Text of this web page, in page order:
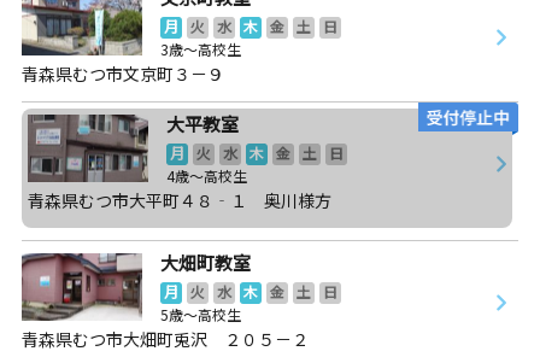
月 火 水 木 金 土
日
3歳～高校生
青森県むつ市文京町３－９
大平教室
月 火 水 木 金 土
日
4歳～高校生
青森県むつ市大平町４８‐１ 奥川様方
大畑町教室
月 火 水 木 金 土
日
5歳～高校生
青森県むつ市大畑町兎沢 ２０５－２